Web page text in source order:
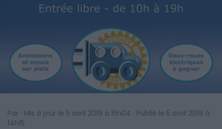
Par · Mis à jour le 5 avril 2019 à 15h04 · Publié le 5 avril 2019 à
14h15